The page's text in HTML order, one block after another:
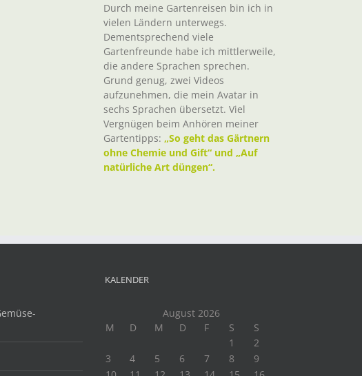
Durch meine Gartenreisen bin ich in
vielen Ländern unterwegs.
Dementsprechend viele
Gartenfreunde habe ich mittlerweile,
die andere Sprachen sprechen.
Grund genug, zwei Videos
aufzunehmen, die mein Avatar in
sechs Sprachen übersetzt. Viel
Vergnügen beim Anhören meiner
Gartentipps: „So geht das Gärtnern
ohne Chemie und Gift“ und „Auf
natürliche Art düngen“.
KALENDER
August 2026
M
D M D F S
S
1
2
3
4 5 6 7 8
9